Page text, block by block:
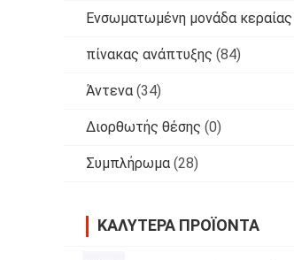
Ενσωματωμένη μονάδα κεραίας
πίνακας ανάπτυξης (84)
Άντενα (34)
Διορθωτής θέσης (0)
Συμπλήρωμα (28)
ΚΑΛΎΤΕΡΑ ΠΡΟΪΌΝΤΑ